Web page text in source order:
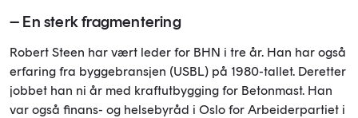
– En sterk fragmentering
Robert Steen har vært leder for BHN i tre år. Han har også
erfaring fra byggebransjen (USBL) på 1980-tallet. Deretter
jobbet han ni år med kraftutbygging for Betonmast. Han
var også finans- og helsebyråd i Oslo for Arbeiderpartiet i